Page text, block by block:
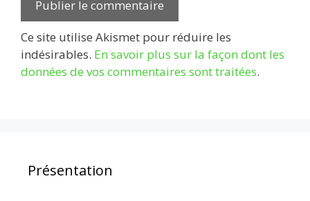
Ce site utilise Akismet pour réduire les
indésirables. En savoir plus sur la façon dont les
données de vos commentaires sont traitées.
Présentation